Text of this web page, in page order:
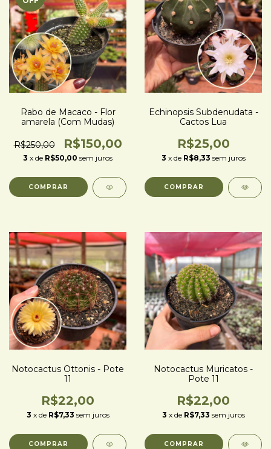
Rabo de Macaco - Flor
amarela (Com Mudas)
R$250,00 R$150,00
3 x de R$50,00 sem juros
Echinopsis Subdenudata -
Cactos Lua
R$25,00
3 x de R$8,33 sem juros
Notocactus Ottonis - Pote
11
R$22,00
3 x de R$7,33 sem juros
Notocactus Muricatos -
Pote 11
R$22,00
3 x de R$7,33 sem juros